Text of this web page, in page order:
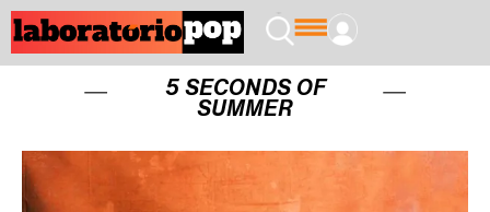
5 SECONDS OF
SUMMER